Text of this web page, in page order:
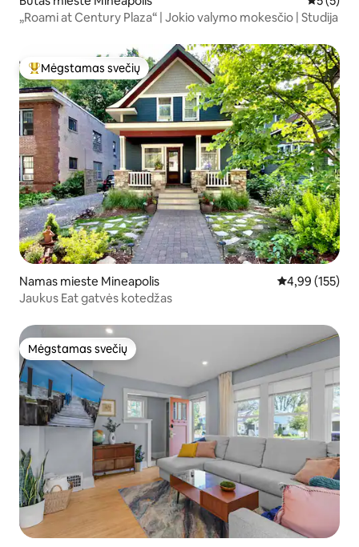
„Roami at Century Plaza“ | Jokio valymo mokesčio | Studija
Svečių mėgstamiausias
Mėgstamas svečių
Namas mieste Mineapolis Vidutinis
4,99 (155)
Jaukus Eat gatvės kotedžas
Mėgstamas svečių
Mėgstamas svečių